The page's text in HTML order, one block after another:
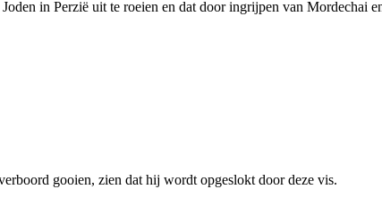
in Perzië uit te roeien en dat door ingrijpen van Mordechai
gooien, zien dat hij wordt opgeslokt door deze vis.